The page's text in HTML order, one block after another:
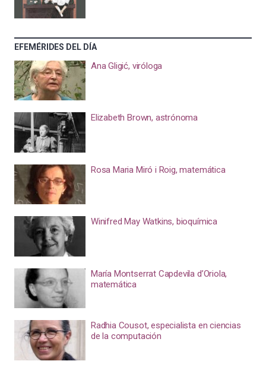
EFEMÉRIDES DEL DÍA
Ana Gligić, viróloga
Elizabeth Brown, astrónoma
Rosa Maria Miró i Roig, matemática
Winifred May Watkins, bioquímica
María Montserrat Capdevila d’Oriola,
matemática
Radhia Cousot, especialista en ciencias
de la computación